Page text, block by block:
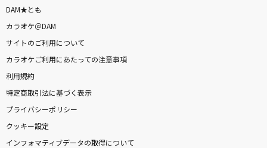
DAM★とも
カラオケ＠DAM
サイトのご利用について
カラオケご利用にあたっての注意事項
利用規約
特定商取引法に基づく表示
プライバシーポリシー
クッキー設定
インフォマティブデータの取得について